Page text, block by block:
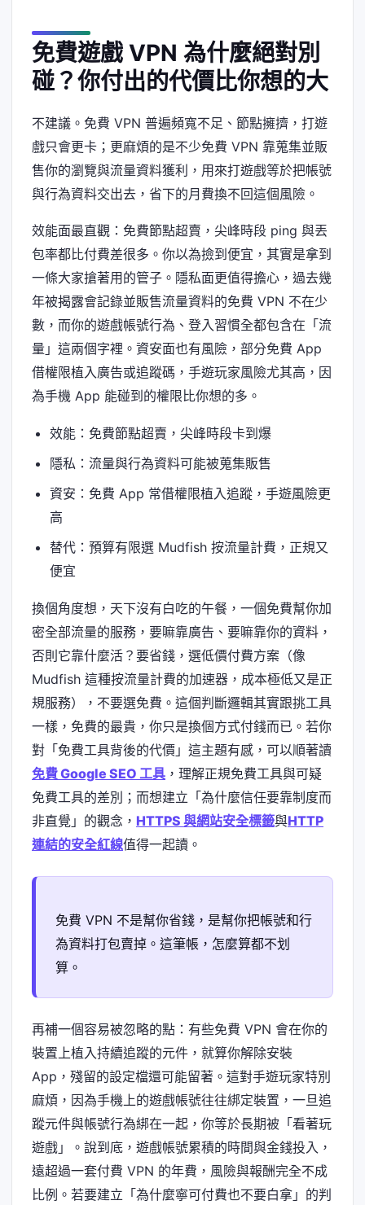
免費遊戲 VPN 為什麼絕對別
碰？你付出的代價比你想的大
不建議。免費 VPN 普遍頻寬不足、節點擁擠，打遊
戲只會更卡；更麻煩的是不少免費 VPN 靠蒐集並販
售你的瀏覽與流量資料獲利，用來打遊戲等於把帳號
與行為資料交出去，省下的月費換不回這個風險。
效能面最直觀：免費節點超賣，尖峰時段 ping 與丟
包率都比付費差很多。你以為撿到便宜，其實是拿到
一條大家搶著用的管子。隱私面更值得擔心，過去幾
年被揭露會記錄並販售流量資料的免費 VPN 不在少
數，而你的遊戲帳號行為、登入習慣全都包含在「流
量」這兩個字裡。資安面也有風險，部分免費 App
借權限植入廣告或追蹤碼，手遊玩家風險尤其高，因
為手機 App 能碰到的權限比你想的多。
效能：免費節點超賣，尖峰時段卡到爆
隱私：流量與行為資料可能被蒐集販售
資安：免費 App 常借權限植入追蹤，手遊風險更
高
替代：預算有限選 Mudfish 按流量計費，正規又
便宜
換個角度想，天下沒有白吃的午餐，一個免費幫你加
密全部流量的服務，要嘛靠廣告、要嘛靠你的資料，
否則它靠什麼活？要省錢，選低價付費方案（像
Mudfish 這種按流量計費的加速器，成本極低又是正
規服務），不要選免費。這個判斷邏輯其實跟挑工具
一樣，免費的最貴，你只是換個方式付錢而已。若你
對「免費工具背後的代價」這主題有感，可以順著讀
免費 Google SEO 工具 ，理解正規免費工具與可疑
免費工具的差別；而想建立「為什麼信任要靠制度而
非直覺」的觀念， HTTPS 與網站安全標籤與HTTP
連結的安全紅線值得一起讀。
免費 VPN 不是幫你省錢，是幫你把帳號和行
為資料打包賣掉。這筆帳，怎麼算都不划
算。
再補一個容易被忽略的點：有些免費 VPN 會在你的
裝置上植入持續追蹤的元件，就算你解除安裝
App，殘留的設定檔還可能留著。這對手遊玩家特別
麻煩，因為手機上的遊戲帳號往往綁定裝置，一旦追
蹤元件與帳號行為綁在一起，你等於長期被「看著玩
遊戲」。說到底，遊戲帳號累積的時間與金錢投入，
遠超過一套付費 VPN 的年費，風險與報酬完全不成
比例。若要建立「為什麼寧可付費也不要白拿」的判